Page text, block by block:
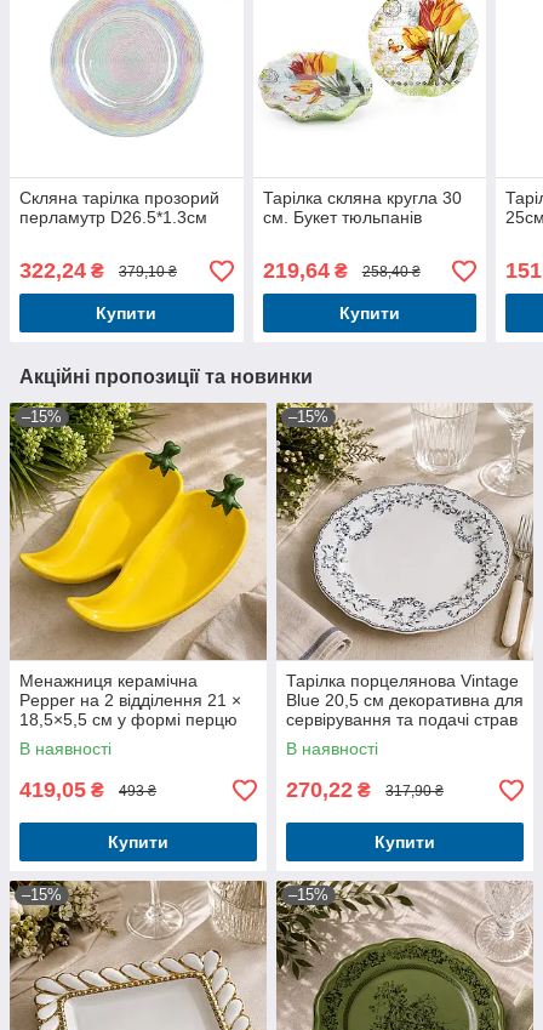
Скляна тарілка прозорий
перламутр D26.5*1.3см
322,24 ₴ 379,10 ₴
Купити
Тарілка скляна кругла 30
см. Букет тюльпанів
219,64₴ 258,40 ₴
Купити
Акційні пропозиції та новинки
–15%
Менажниця керамічна
Pepper на 2 відділення 21 ×
18,5×5,5 см у формі перцю
В наявності
419,05 ₴ 493 ₴
Купити
–15%
Тарілка порцелянова Vintage
Blue 20,5 см декоративна для
сервірування та подачі страв
В наявності
270,22 ₴ 317,90 ₴
Купити
–15% –15%